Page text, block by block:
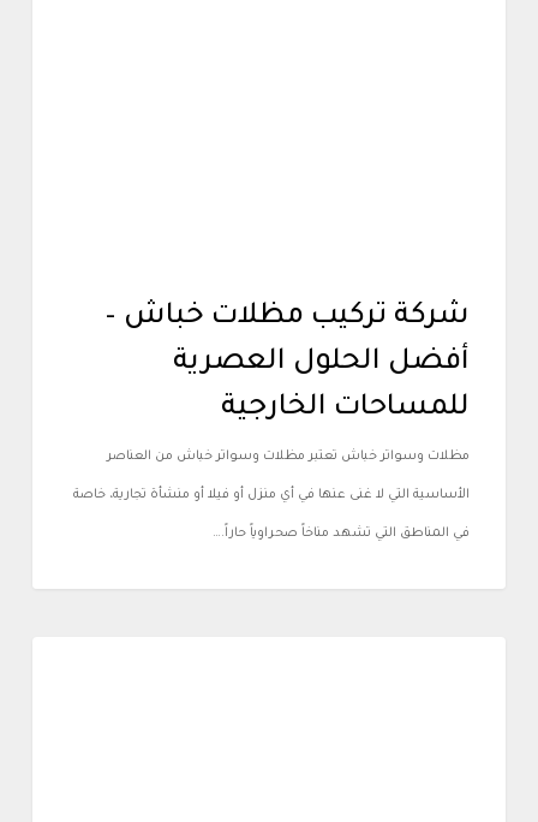
شركة تركيب مظلات خباش –
أفضل الحلول العصرية
للمساحات الخارجية
مظلات وسواتر خباش تعتبر مظلات وسواتر خباش من العناصر
الأساسية التي لا غنى عنها في أي منزل أو فيلا أو منشأة تجارية، خاصة
في المناطق التي تشهد مناخاً صحراوياً حاراً.…